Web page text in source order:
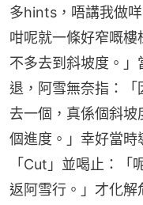
多hints，唔講我做
咁呢就一條好窄嘅
不多去到斜坡度。
退，阿雪無奈指：「
去一個，真係個斜
個進度。」幸好當時
「Cut」並喝止：「
返阿雪行。」才化